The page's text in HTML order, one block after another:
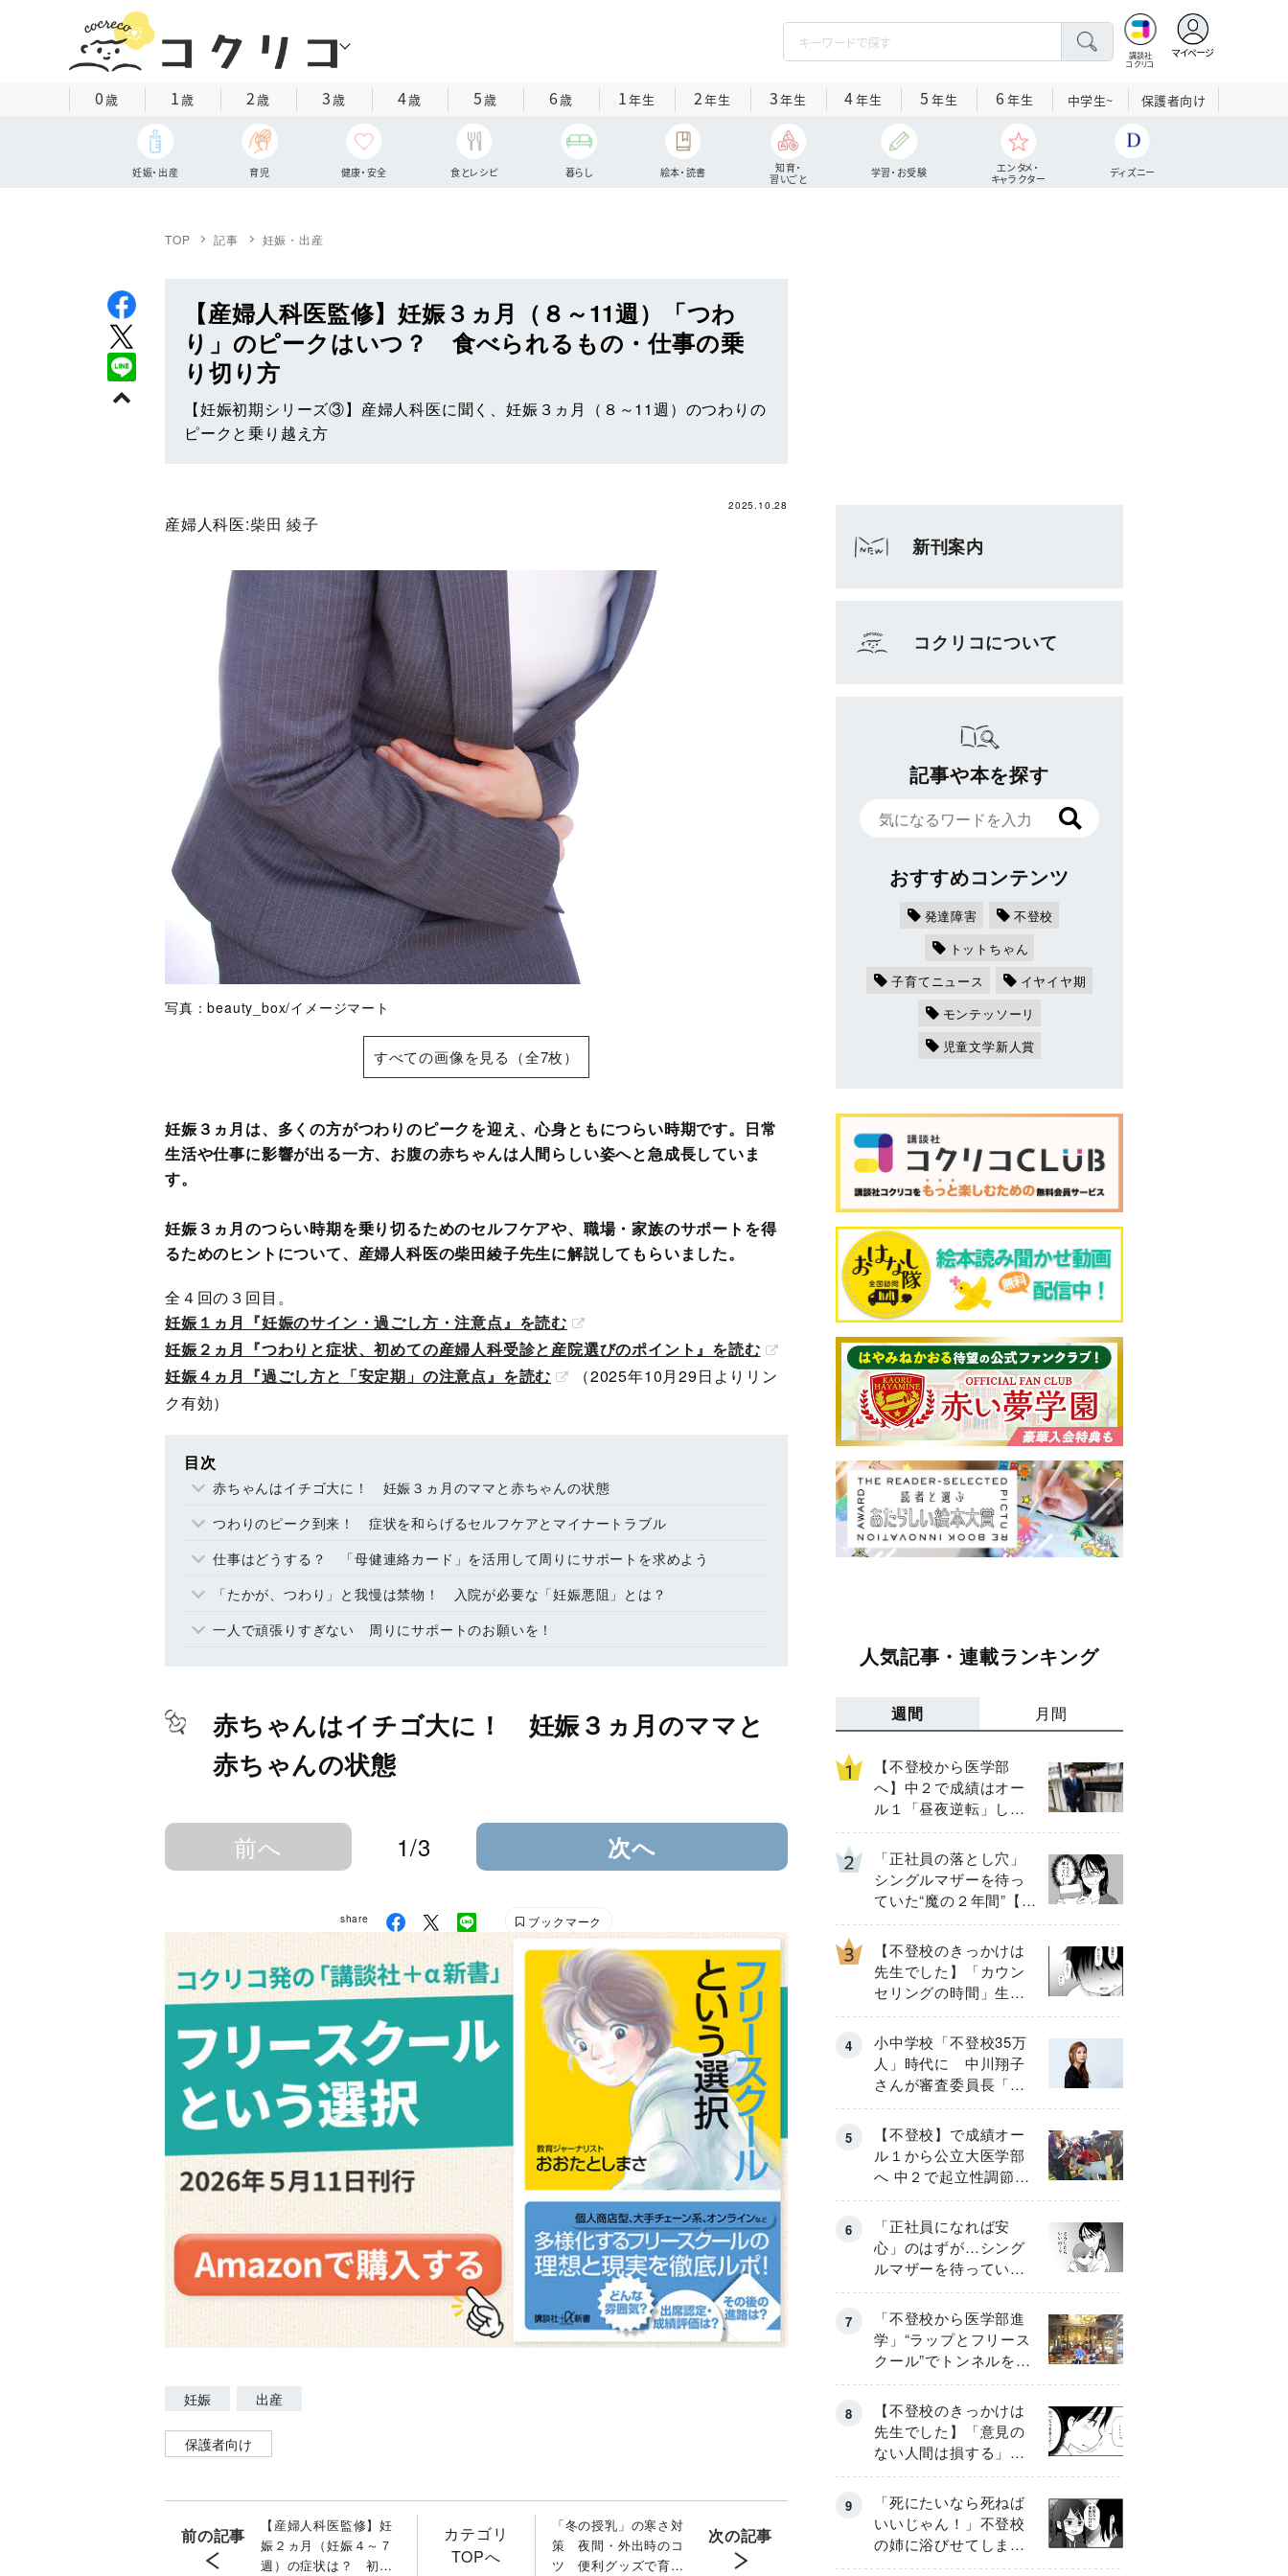
講談社
コクリコ
マイページ
0歳 1歳 2歳 3歳 4歳 5歳 6歳 1年生 2年生 3年生 4年生 5 年生 6 年生 中学生~ 保護者向け
妊娠・出産 育児 健康・安全 食とレシピ 暮らし 絵本・読書
知育・
習いごと
学習・お受験
エンタメ・
キャラクター
ディズニー
TOP 記事 妊娠・出産
【産婦人科医監修】妊娠３ヵ月（８～11週）「つわ
り」のピークはいつ？ 食べられるもの・仕事の乗
り切り方
【妊娠初期シリーズ③】産婦人科医に聞く、妊娠３ヵ月（８～11週）のつわりの
ピークと乗り越え方
2025.10.28
産婦人科医:柴田 綾子
写真：beauty_box/イメージマート
すべての画像を見る（全7枚）
妊娠３ヵ月は、多くの方がつわりのピークを迎え、心身ともにつらい時期です。日常
生活や仕事に影響が出る一方、お腹の赤ちゃんは人間らしい姿へと急成長していま
す。
妊娠３ヵ月のつらい時期を乗り切るためのセルフケアや、職場・家族のサポートを得
るためのヒントについて、産婦人科医の柴田綾子先生に解説してもらいました。
全４回の３回目。
妊娠１ヵ月『妊娠のサイン・過ごし方・注意点』を読む
妊娠２ヵ月『つわりと症状、初めての産婦人科受診と産院選びのポイント』を読む
妊娠４ヵ月『過ごし方と「安定期」の注意点』を読む
（2025年10月29日よりリン
ク有効）
目次
赤ちゃんはイチゴ大に！ 妊娠３ヵ月のママと赤ちゃんの状態
つわりのピーク到来！ 症状を和らげるセルフケアとマイナートラブル
仕事はどうする？ 「母健連絡カード」を活用して周りにサポートを求めよう
「たかが、つわり」と我慢は禁物！ 入院が必要な「妊娠悪阻」とは？
一人で頑張りすぎない 周りにサポートのお願いを！
赤ちゃんはイチゴ大に！ 妊娠３ヵ月のママと
赤ちゃんの状態
前へ 1/3 次へ
share ブックマーク
妊娠 出産
保護者向け
前の記事
【産婦人科医監修】妊
娠２ヵ月（妊娠４～７
週）の症状は？ 初め
カテゴリ
TOPへ
「冬の授乳」の寒さ対
策 夜間・外出時のコ
ツ 便利グッズで育児
次の記事
新刊案内
コクリコについて
記事や本を探す
おすすめコンテンツ
発達障害
不登校
トットちゃん
子育てニュース
イヤイヤ期
モンテッソーリ
児童文学新人賞
人気記事・連載ランキング
週間 月間
【不登校から医学部
へ】中２で成績はオー
ル１「昼夜逆転」した
わが子を”夜遊び”に連れ
出した母の気づき
「正社員の落とし穴」
シングルマザーを待っ
ていた“魔の２年間”【後
編】
【不登校のきっかけは
先生でした】「カウン
セリングの時間」生徒
の情報をバラしたの
は…《第２話》
小中学校「不登校35万
人」時代に 中川翔子
さんが審査委員長「不
登校生動画甲子園
2026」が開催
【不登校】で成績オー
ル１から公立大医学部
へ 中２で起立性調節障
害「治るまで３年」の
診断 そのとき母は
「正社員になれば安
心」のはずが…シング
ルマザーを待ってい
た“魔の２年間”【前編】
「不登校から医学部進
学」“ラップとフリース
クール”でトンネルを脱
して高校受験へ〔元野
球少年の実話〕
【不登校のきっかけは
先生でした】「意見の
ない人間は損する」担
任の一言が苦しみに…
《第１話》
「死にたいなら死ねば
いいじゃん！」不登校
の姉に浴びせてしまっ
た言葉【番外編・後